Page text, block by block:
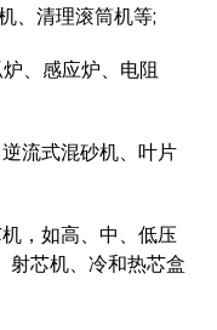
、清理滚筒机等;
、感应炉、电阻
流式混砂机、叶片
，如高、中、低压
射芯机、冷和热芯盒